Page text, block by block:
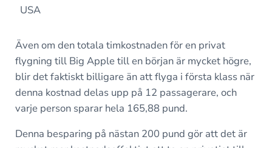
USA
Även om den totala timkostnaden för en privat
flygning till Big Apple till en början är mycket högre,
blir det faktiskt billigare än att flyga i första klass när
denna kostnad delas upp på 12 passagerare, och
varje person sparar hela 165,88 pund.
Denna besparing på nästan 200 pund gör att det är